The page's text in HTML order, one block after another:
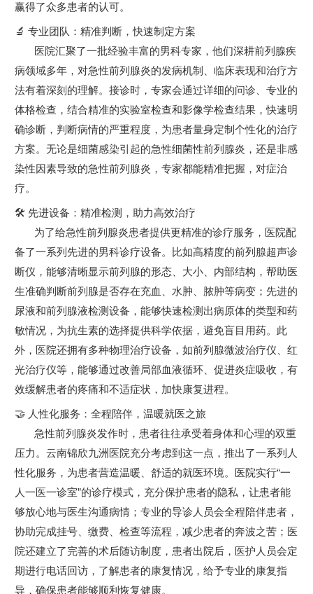
赢得了众多患者的认可。
🔬 专业团队：精准判断，快速制定方案
医院汇聚了一批经验丰富的男科专家，他们深耕前列腺疾
病领域多年，对急性前列腺炎的发病机制、临床表现和治疗方
法有着深刻的理解。接诊时，专家会通过详细的问诊、专业的
体格检查，结合精准的实验室检查和影像学检查结果，快速明
确诊断，判断病情的严重程度，为患者量身定制个性化的治疗
方案。无论是细菌感染引起的急性细菌性前列腺炎，还是非感
染性因素导致的急性前列腺炎，专家都能精准把握，对症治
疗。
🛠️ 先进设备：精准检测，助力高效治疗
为了给急性前列腺炎患者提供更精准的诊疗服务，医院配
备了一系列先进的男科诊疗设备。比如高精度的前列腺超声诊
断仪，能够清晰显示前列腺的形态、大小、内部结构，帮助医
生准确判断前列腺是否存在充血、水肿、脓肿等病变；先进的
尿液和前列腺液检测设备，能够快速检测出病原体的类型和药
敏情况，为抗生素的选择提供科学依据，避免盲目用药。此
外，医院还拥有多种物理治疗设备，如前列腺微波治疗仪、红
光治疗仪等，能够通过改善局部血液循环、促进炎症吸收，有
效缓解患者的疼痛和不适症状，加快康复进程。
🤝 人性化服务：全程陪伴，温暖就医之旅
急性前列腺炎发作时，患者往往承受着身体和心理的双重
压力。云南锦欣九洲医院充分考虑到这一点，推出了一系列人
性化服务，为患者营造温暖、舒适的就医环境。医院实行“一
人一医一诊室”的诊疗模式，充分保护患者的隐私，让患者能
够放心地与医生沟通病情；专业的导诊人员会全程陪伴患者，
协助完成挂号、缴费、检查等流程，减少患者的奔波之苦；医
院还建立了完善的术后随访制度，患者出院后，医护人员会定
期进行电话回访，了解患者的康复情况，给予专业的康复指
导，确保患者能够顺利恢复健康。